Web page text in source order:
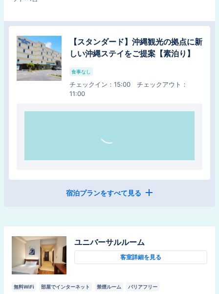
【スタンダード】沖縄観光の拠点に新
しい沖縄ステイをご提案【素泊り】
食事なし
チェックイン ： 15:00 チェックアウト ：
11:00
【お日にち限定】国道58号線沿いア
朝食
チェックイン：15:00 チェックアウト：11:00
宿泊プランをすべて見る
ユニバーサルルーム
客室詳細を見る
無料WiFi 部屋でインターネット 禁煙ルーム バリアフリー